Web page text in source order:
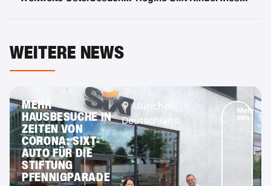
WEITERE NEWS
MEHR
HAUSBESUCHE IN
ZEITEN VON
CORONA: SIXT-
AUTO FÜR DIE
STIFTUNG
PFENNIGPARADE
München,
Deutschland
Mehr
Info